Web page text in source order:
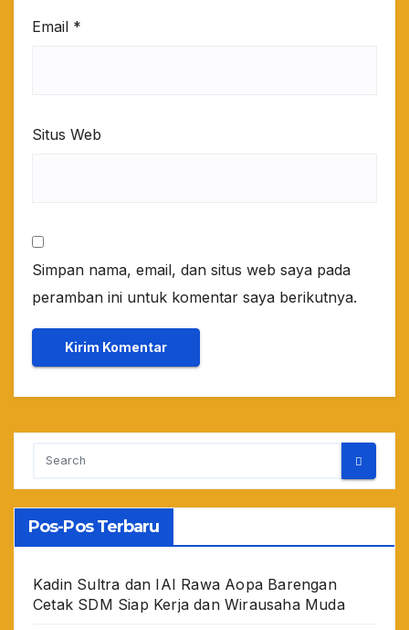
Email *
Situs Web
Simpan nama, email, dan situs web saya pada
peramban ini untuk komentar saya berikutnya.
Pos-Pos Terbaru
Kadin Sultra dan IAI Rawa Aopa Barengan
Cetak SDM Siap Kerja dan Wirausaha Muda